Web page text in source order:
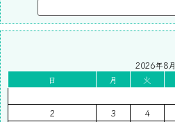
2026年8月
日
月 火
2
3 4